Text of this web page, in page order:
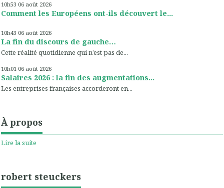
10h53 06 août 2026
Comment les Européens ont-ils découvert le...
10h43 06 août 2026
La fin du discours de gauche…
Cette réalité quotidienne qui n’est pas de...
10h01 06 août 2026
Salaires 2026 : la fin des augmentations...
Les entreprises françaises accorderont en...
À propos
Lire la suite
robert steuckers